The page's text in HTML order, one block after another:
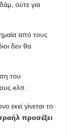
ούτε για
από τους
δεν θα
του
κλπ.
εκεί γίνεται το
προσέξει